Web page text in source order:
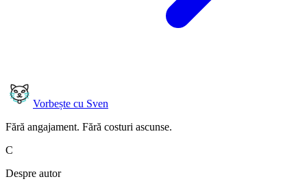
Vorbește cu Sven
Fără angajament. Fără costuri ascunse.
C
Despre autor